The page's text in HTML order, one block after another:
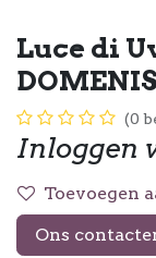
Luce di
(0
Inloggen
Toevoegen
Ons